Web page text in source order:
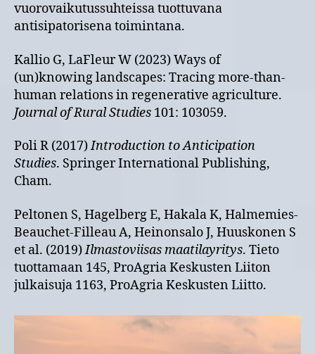
vuorovaikutussuhteissa tuottuvana
antisipatorisena toimintana.
Kallio G, LaFleur W (2023) Ways of
(un)knowing landscapes: Tracing more-than-
human relations in regenerative agriculture.
Journal of Rural Studies 101: 103059.
Poli R (2017)Introduction to Anticipation
Studies. Springer International Publishing,
Cham.
Peltonen S, Hagelberg E, Hakala K, Halmemies-
Beauchet-Filleau A, Heinonsalo J, Huuskonen S
et al. (2019)Ilmastoviisas maatilayritys. Tieto
tuottamaan 145, ProAgria Keskusten Liiton
julkaisuja 1163, ProAgria Keskusten Liitto.